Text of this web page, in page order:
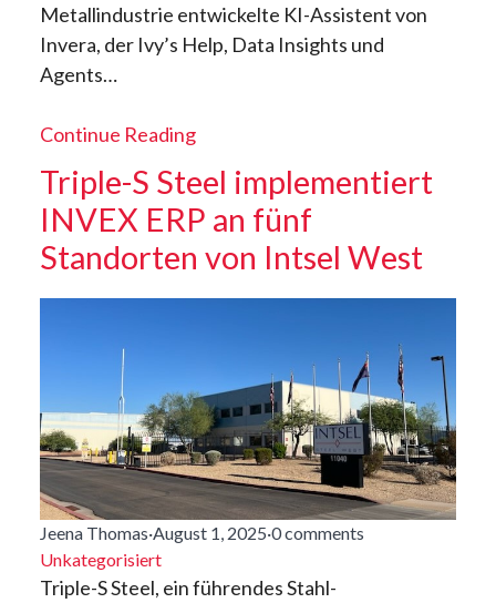
Metallindustrie entwickelte KI-Assistent von
Invera, der Ivy’s Help, Data Insights und
Agents…
Continue Reading
Triple-S Steel implementiert
INVEX ERP an fünf
Standorten von Intsel West
Jeena Thomas·August 1, 2025·0 comments
Unkategorisiert
Triple-S Steel, ein führendes Stahl-